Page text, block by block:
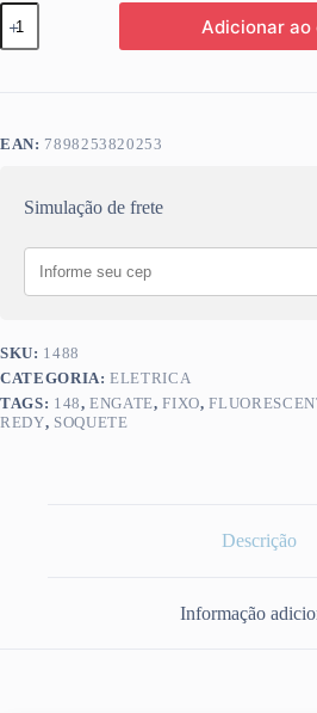
SOQUETE
FLUOR
REDY
148
Adicionar ao
EAN: 7898253820253
Simulação de frete
SKU: 1488
CATEGORIA:ELETRICA
TAGS: 148,ENGATE,FIXO,
REDY, SOQUETE
Descrição
Informação